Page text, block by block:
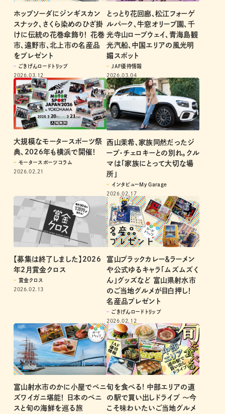
ホップソーダにジンギスカン
スナック、さくら染めのひざ掛
けに伝統の花巻傘飾り！ 花巻
市、遠野市、北上市の名産品
をプレゼント
ごきげんロードトリップ
2026.03.12
とっとり花回廊、松江フォーゲ
ルパーク、牛窓オリーブ園、千
光寺山ロープウェイ、青海島観
光汽船、中国エリアの風光明
媚スポット
JAF優待情報
2026.03.04
大規模なモータースポーツ祭
典、2026年も横浜で開催！
モータースポーツコラム
2026.02.21
西山茉希、家族同然だったジ
ープ・チェロキーとの別れ。クル
マは「家族にとって大切な場
所」
インタビューMy Garage
2026.02.17
【募集は終了しました】2026
年2月賞金クロス
賞金クロス
2026.02.13
富山ブラックカレー＆ラーメン
や公式ゆるキャラ「ムズムズく
ん」グッズなど 富山県射水市
のご当地グルメが目白押し！
名産品プレゼント
ごきげんロードトリップ
2026.02.12
富山射水市のかに小屋でベニ
ズワイガニ堪能！ 日本のベニ
スと旬の海鮮を巡る旅
旬を食べる! 中部エリアの道
の駅で買い出しドライブ ～今
こそ味わいたいご当地グルメ